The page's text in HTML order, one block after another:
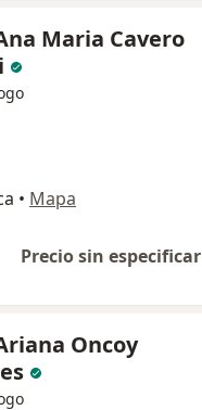
Maria Cavero
• Mapa
Precio sin especificar
Oncoy